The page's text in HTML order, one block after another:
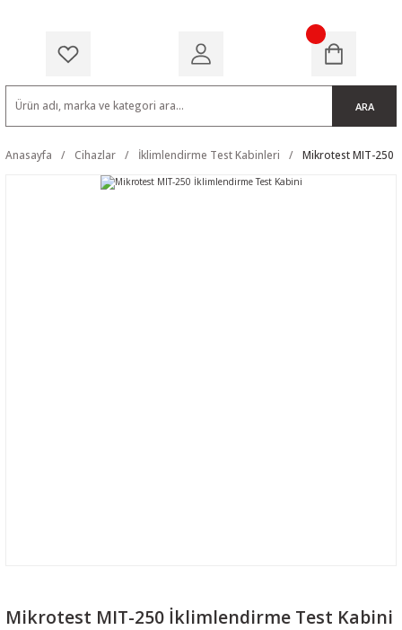
ARA
Anasayfa Cihazlar İklimlendirme Test Kabinleri Mikrotest MIT-250
Mikrotest MIT-250 İklimlendirme Test Kabini